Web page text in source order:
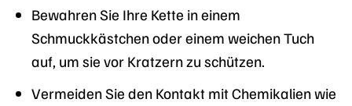
Bewahren Sie Ihre Kette in einem
Schmuckkästchen oder einem weichen Tuch
auf, um sie vor Kratzern zu schützen.
Vermeiden Sie den Kontakt mit Chemikalien wie